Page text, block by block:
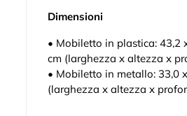
Dimensioni
• Mobiletto in plastica: 43,2
cm (larghezza x altezza x
• Mobiletto in metallo: 33,0
(larghezza x altezza x